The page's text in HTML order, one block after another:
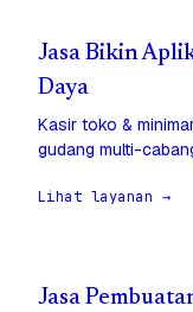
Jasa Bikin
Daya
Kasir toko &
gudang multi-
Lihat layanan →
Jasa